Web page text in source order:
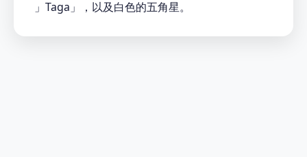
」Taga」，以及白色的五角星。